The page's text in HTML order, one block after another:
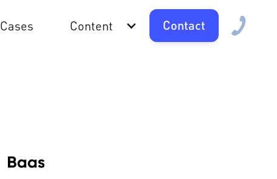
Cases Content Contact